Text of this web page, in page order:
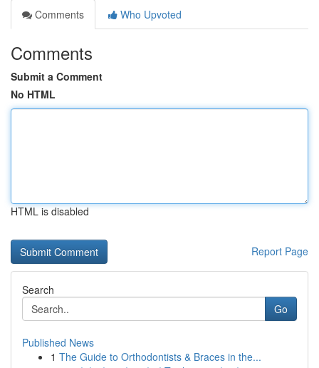
Comments
Who Upvoted
Comments
Submit a Comment
No HTML
HTML is disabled
Report Page
Search
Go
Published News
1 The Guide to Orthodontists & Braces in the...